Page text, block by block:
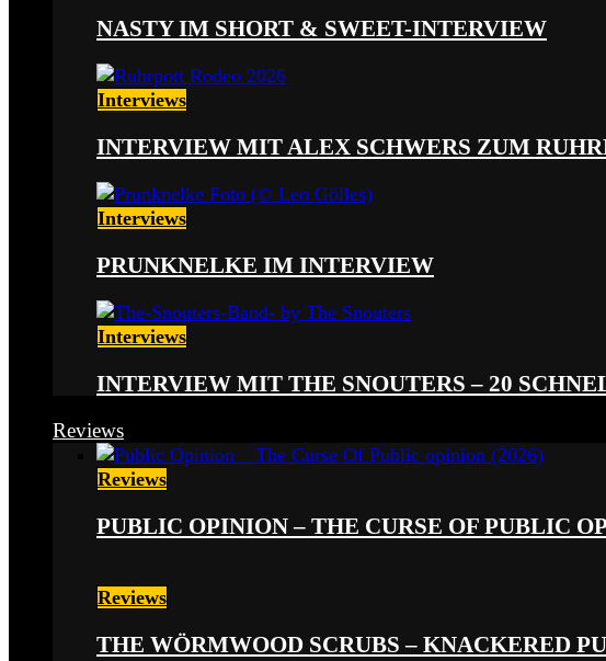
NASTY IM SHORT & SWEET-INTERVIEW
Interviews
INTERVIEW MIT ALEX SCHWERS ZUM
Interviews
PRUNKNELKE IM INTERVIEW
Interviews
INTERVIEW MIT THE SNOUTERS – 20
Reviews
Reviews
PUBLIC OPINION – THE CURSE OF PUBLIC
Reviews
THE WÖRMWOOD SCRUBS – KNACKERED